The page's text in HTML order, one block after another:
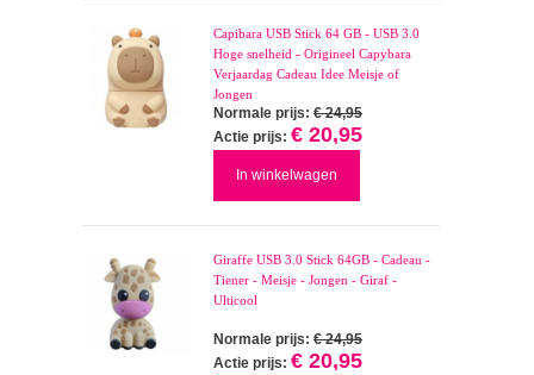
Capibara USB Stick 64 GB - USB 3.0
Hoge snelheid - Origineel Capybara
Verjaardag Cadeau Idee Meisje of
Jongen
Normale prijs: € 24,95
Actie prijs: € 20,95
In winkelwagen
Giraffe USB 3.0 Stick 64GB - Cadeau -
Tiener - Meisje - Jongen - Giraf -
Ulticool
Normale prijs: € 24,95
Actie prijs: € 20,95